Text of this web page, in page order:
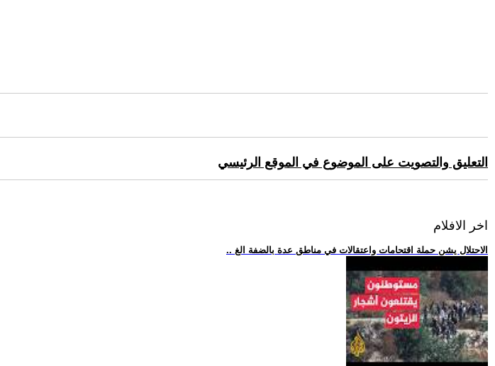
التعليق والتصويت على الموضوع في الموقع الرئيسي
اخر الافلام
.. الاحتلال يشن حملة اقتحامات واعتقالات في مناطق عدة بالضفة الغ